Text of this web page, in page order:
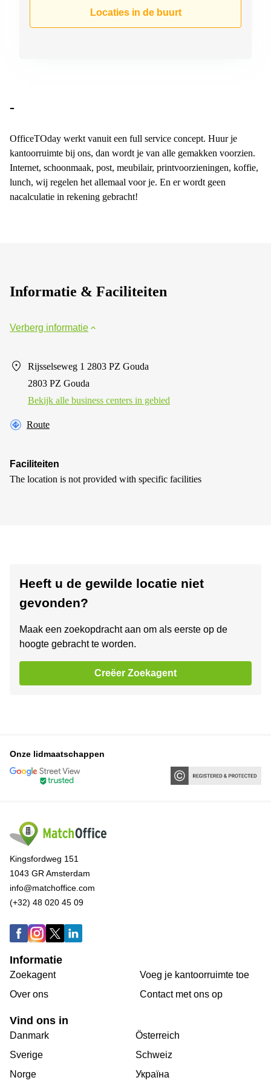
Kantoorruimte
Coworking
Haarlem
Kantoor
Huren
in
Locaties in de buurt
-
OfficeTOday werkt vanuit een full service concept. Huur je
kantoorruimte bij ons, dan wordt je van alle gemakken voorzien.
Internet, schoonmaak, post, meubilair, printvoorzieningen, koffie,
lunch, wij regelen het allemaal voor je. En er wordt geen
nacalculatie in rekening gebracht!
Informatie & Faciliteiten
Verberg informatie
Rijsselseweg 1 2803 PZ Gouda
2803 PZ Gouda
Bekijk alle business centers in gebied
Route
Faciliteiten
The location is not provided with specific facilities
Heeft u de gewilde locatie niet
gevonden?
Maak een zoekopdracht aan om als eerste op de
hoogte gebracht te worden.
Creëer Zoekagent
Onze lidmaatschappen
Kingsfordweg 151
1043 GR Amsterdam
info@matchoffice.com
(+32) 48 020 45 09
Informatie
Zoekagent
Over ons
Voeg je kantoorruimte toe
Сontact met ons op
Vind ons in
Danmark
Sverige
Norge
Österreich
Schweiz
Україна